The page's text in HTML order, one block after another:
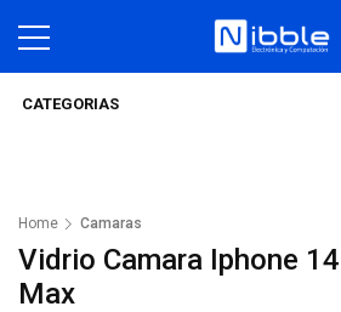
CATEGORIAS
Home Camaras
Vidrio Camara Iphone
Max